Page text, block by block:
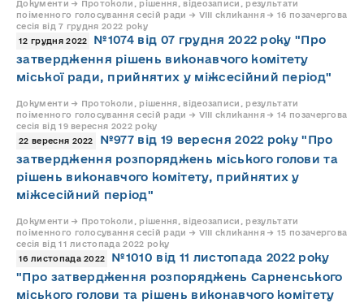
Документи → Протоколи, рішення, відеозаписи, результати
поіменного голосування сесій ради → VIII скликання → 16 позачергова
сесія від 7 грудня 2022 року
12 грудня 2022
№1074 від 07 грудня 2022 року "Про
затвердження рішень виконавчого комітету
міської ради, прийнятих у міжсесійний період"
Документи → Протоколи, рішення, відеозаписи, результати
поіменного голосування сесій ради → VIII скликання → 14 позачергова
сесія від 19 вересня 2022 року
22 вересня 2022
№977 від 19 вересня 2022 року "Про
затвердження розпоряджень міського голови та
рішень виконавчого комітету, прийнятих у
міжсесійний період"
Документи → Протоколи, рішення, відеозаписи, результати
поіменного голосування сесій ради → VIII скликання → 15 позачергова
сесія від 11 листопада 2022 року
16 листопада 2022
№1010 від 11 листопада 2022 року
"Про затвердження розпоряджень Сарненського
міського голови та рішень виконавчого комітету